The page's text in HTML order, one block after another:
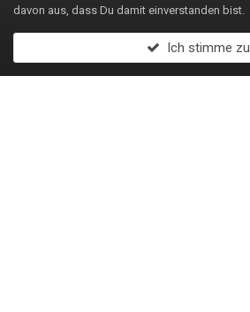
davon aus, dass Du damit einverstanden bist.
Ich stimme zu